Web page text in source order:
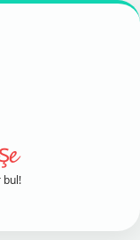
bul!